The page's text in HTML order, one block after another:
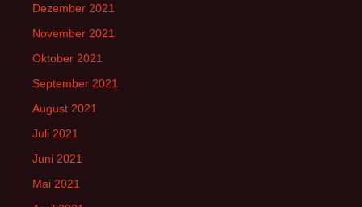
Dezember 2021
November 2021
Oktober 2021
September 2021
August 2021
Juli 2021
Juni 2021
Mai 2021